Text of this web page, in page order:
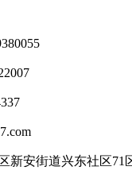
新安街道兴东社区71